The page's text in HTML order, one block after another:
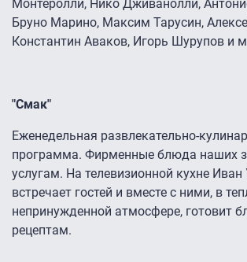
Монтеролли, Нико Дживанолли,
Бруно Марино, Максим Тарусин,
Константин Аваков, Игорь Шурупов и
"Смак"
Еженедельная развлекательно-
программа. Фирменные блюда наших
услугам. На телевизионной кухне Иван
встречает гостей и вместе с ними, в
непринужденной атмосфере, готовит
рецептам.